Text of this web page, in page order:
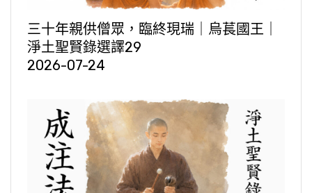
三十年親供僧眾，臨終現瑞｜烏萇國王｜
淨土聖賢錄選譯29
2026-07-24